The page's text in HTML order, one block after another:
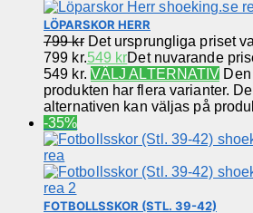
LÖPARSKOR HERR
799kr Det ursprungliga priset
799 kr.549 krDet nuvarande
549 kr. VÄLJ ALTERNATIV
produkten har flera varianter.
alternativen kan väljas på
-35%
FOTBOLLSSKOR (STL. 39-42)